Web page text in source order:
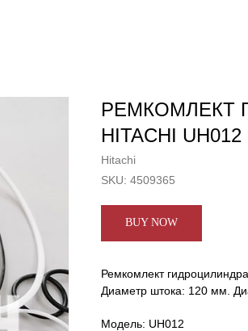
РЕМКОМЛЕКТ
HITACHI UH012
Hitachi
SKU: 4509365
BUY NOW
Ремкомлект
Диаметр штока: 120 мм.
Модель: UH012